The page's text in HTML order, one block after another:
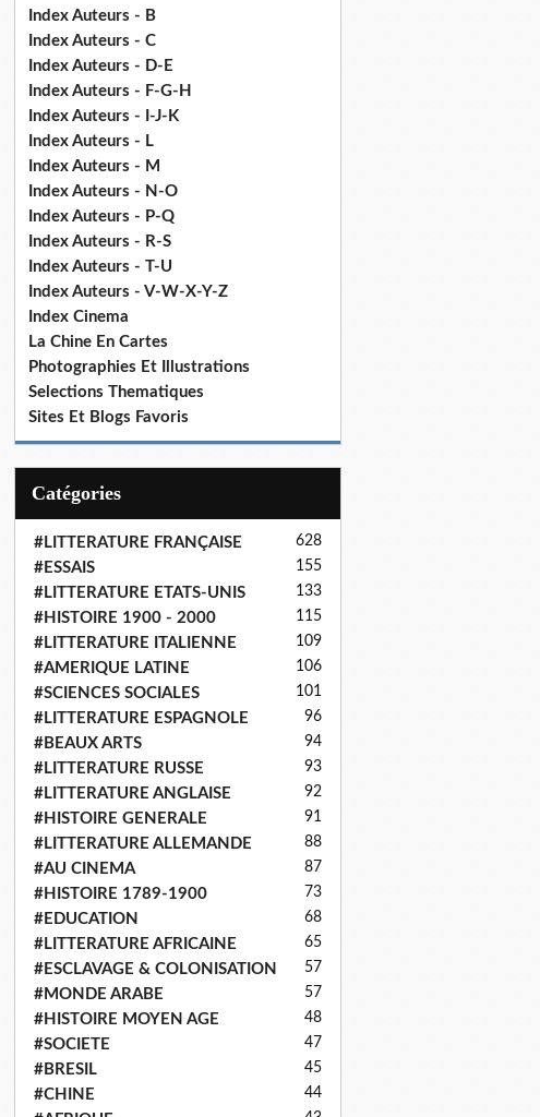
Index Auteurs - B
Index Auteurs - C
Index Auteurs - D-E
Index Auteurs - F-G-H
Index Auteurs - I-J-K
Index Auteurs - L
Index Auteurs - M
Index Auteurs - N-O
Index Auteurs - P-Q
Index Auteurs - R-S
Index Auteurs - T-U
Index Auteurs - V-W-X-Y-Z
Index Cinema
La Chine En Cartes
Photographies Et Illustrations
Selections Thematiques
Sites Et Blogs Favoris
Catégories
#LITTERATURE FRANÇAISE 628
#ESSAIS 155
#LITTERATURE ETATS-UNIS 133
#HISTOIRE 1900 - 2000 115
#LITTERATURE ITALIENNE 109
#AMERIQUE LATINE 106
#SCIENCES SOCIALES 101
#LITTERATURE ESPAGNOLE 96
#BEAUX ARTS 94
#LITTERATURE RUSSE 93
#LITTERATURE ANGLAISE 92
#HISTOIRE GENERALE 91
#LITTERATURE ALLEMANDE 88
#AU CINEMA 87
#HISTOIRE 1789-1900 73
#EDUCATION 68
#LITTERATURE AFRICAINE 65
#ESCLAVAGE & COLONISATION 57
#MONDE ARABE 57
#HISTOIRE MOYEN AGE 48
#SOCIETE 47
#BRESIL 45
#CHINE 44